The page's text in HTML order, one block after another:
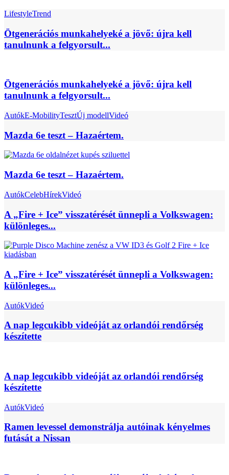
LifestyleTrend
Ötgenerációs munkahelyeké a jövő: újra kell
tanulnunk a felgyorsult...
Ötgenerációs munkahelyeké a jövő: újra kell
tanulnunk a felgyorsult...
AutókE-MobilityTesztÚj modellVideó
Mazda 6e teszt – Hazaértem.
Mazda 6e teszt – Hazaértem.
AutókCelebHírekVideó
A „Fire + Ice” visszatérését ünnepli a Volkswagen:
különleges...
A „Fire + Ice” visszatérését ünnepli a Volkswagen:
különleges...
AutókVideó
A nap legcukibb videóját az orlandói rendőrség
készítette
A nap legcukibb videóját az orlandói rendőrség
készítette
AutókVideó
Ramen levessel demonstrálja autóinak kényelmes
futását a Nissan